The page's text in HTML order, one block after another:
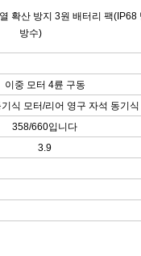
확산 방지 3원 배터리 팩(IP68
방수)
이중 모터 4륜 구동
식 모터/리어 영구 자석 동기식
358/660입니다
3.9